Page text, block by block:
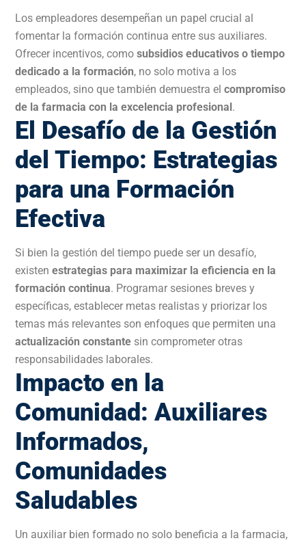
Los empleadores desempeñan un papel crucial al
fomentar la formación continua entre sus auxiliares.
Ofrecer incentivos, como subsidios educativos o tiempo
dedicado a la formación, no solo motiva a los
empleados, sino que también demuestra el compromiso
de la farmacia con la excelencia profesional .
El Desafío de la Gestión
del Tiempo: Estrategias
para una Formación
Efectiva
Si bien la gestión del tiempo puede ser un desafío,
existen estrategias para maximizar la eficiencia en la
formación continua. Programar sesiones breves y
específicas, establecer metas realistas y priorizar los
temas más relevantes son enfoques que permiten una
actualización constante sin comprometer otras
responsabilidades laborales.
Impacto en la
Comunidad: Auxiliares
Informados,
Comunidades
Saludables
Un auxiliar bien formado no solo beneficia a la farmacia,